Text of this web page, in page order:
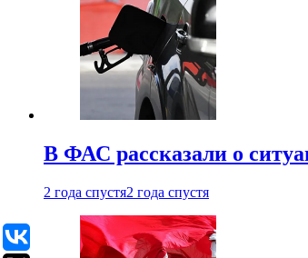
В ФАС рассказали о
2 года спустя2 года спустя